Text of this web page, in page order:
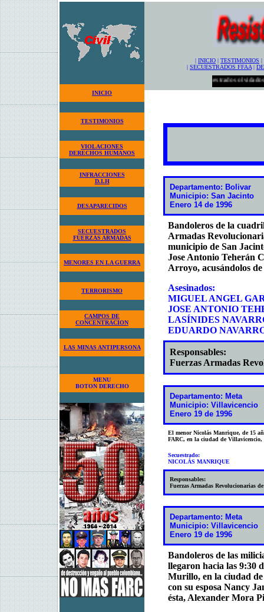
INICIO
TESTIMONIOS
VIOLACIONES
DERECHOS HUMANOS
INFRACCIONES
D.I.H
DESAPARECIDOS
SECUESTRADOS
FUERZAS ARMADAS
MENORES EN LA GUERRA
TERRORISMO
CAMPOS DE
CONCENTRACION
LAS MINAS ANTIPERSONA
MENU
BOTON DERECHO
| INICIO | TESTIMONIOS |
| SECUESTRADOS FFAA |
Los secuestrados olvidados!
Departamento: Bolivar
Municipio: San Jacinto
Enero 14 de 1996
Bandoleros de la
Armadas
municipio de San
Jose Antonio Teherán
Arroyo, acusándolos
Asesinados:
MIGUEL ANGEL
JOSE ANTONIO
LASÍNIDES
EDUARDO
Responsables:
Fuerzas Armadas
Departamento: Meta
Municipio: Villavicencio
Enero 19 de 1996
El menor Nicolás Manrique, de 15
FARC, en la ciudad de Villavicencio,
Secuestrado:
NICOLÁS MANRIQUE
Responsables:
Fuerzas Armadas Revolucionarias
Departamento: Meta
Municipio: Villavicencio
Enero 19 de 1996
Bandoleros de las
llegaron hacia las 9:30
Murillo, en la ciudad
con su esposa Nancy
ésta, Alexander Mora